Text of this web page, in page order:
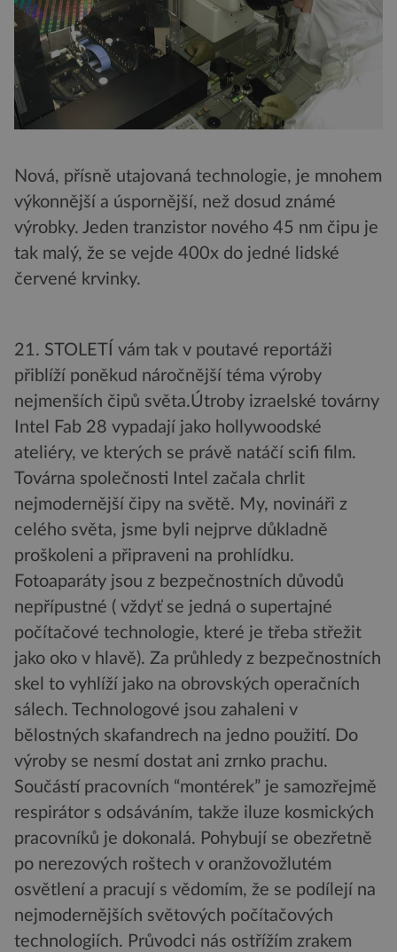
Nová, přísně utajovaná technologie, je mnohem
výkonnější a úspornější, než dosud známé
výrobky. Jeden tranzistor nového 45 nm čipu je
tak malý, že se vejde 400x do jedné lidské
červené krvinky.
21. STOLETÍ vám tak v poutavé reportáži
přiblíží poněkud náročnější téma výroby
nejmenších čipů světa.Útroby izraelské továrny
Intel Fab 28 vypadají jako hollywoodské
ateliéry, ve kterých se právě natáčí scifi film.
Továrna společnosti Intel začala chrlit
nejmodernější čipy na světě. My, novináři z
celého světa, jsme byli nejprve důkladně
proškoleni a připraveni na prohlídku.
Fotoaparáty jsou z bezpečnostních důvodů
nepřípustné ( vždyť se jedná o supertajné
počítačové technologie, které je třeba střežit
jako oko v hlavě). Za průhledy z bezpečnostních
skel to vyhlíží jako na obrovských operačních
sálech. Technologové jsou zahaleni v
bělostných skafandrech na jedno použití. Do
výroby se nesmí dostat ani zrnko prachu.
Součástí pracovních “montérek” je samozřejmě
respirátor s odsáváním, takže iluze kosmických
pracovníků je dokonalá. Pohybují se obezřetně
po nerezových roštech v oranžovožlutém
osvětlení a pracují s vědomím, že se podílejí na
nejmodernějších světových počítačových
technologiích. Průvodci nás ostřížím zrakem